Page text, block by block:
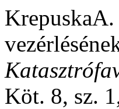
KrepuskaA.
Köt. 8, sz.